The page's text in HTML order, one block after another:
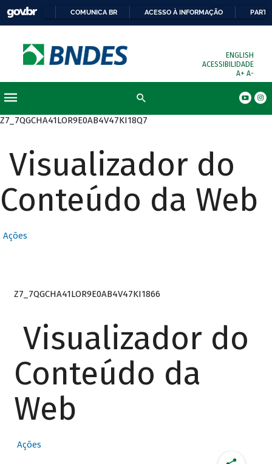
COMUNICA BR ACESSO À INFORMAÇÃO
ENGLISH
ACESSIBILIDADE
A+ A-
Z7_7QGCHA41LOR9E0AB4V47KI18Q7
Visualizador do
Conteúdo da Web
Ações
Z7_7QGCHA41LOR9E0AB4V47KI1866
Visualizador do
Conteúdo da
Web
Ações